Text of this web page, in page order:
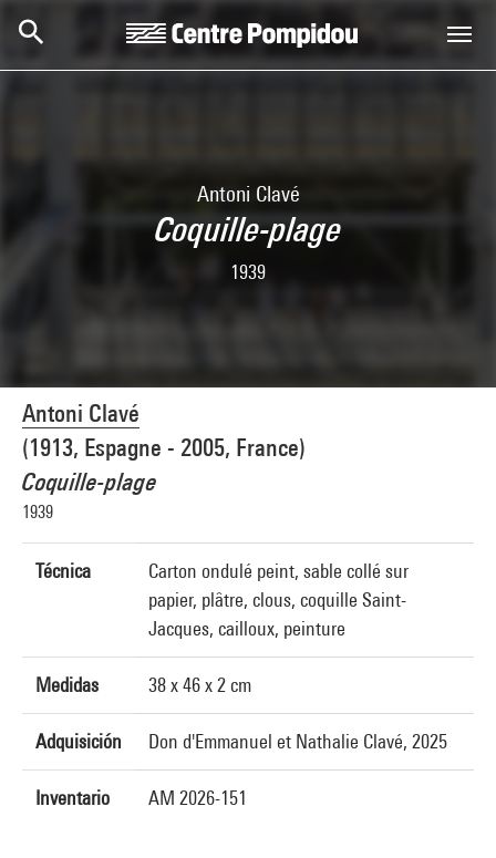
Antoni Clavé
Coquille-plage
1939
Antoni Clavé
(1913, Espagne - 2005, France)
Coquille-plage
1939
Técnica
Carton ondulé peint, sable collé sur
papier, plâtre, clous, coquille Saint-
Jacques, cailloux, peinture
Medidas 38 x 46 x 2 cm
Adquisición Don d'Emmanuel et Nathalie Clavé, 2025
Inventario AM 2026-151